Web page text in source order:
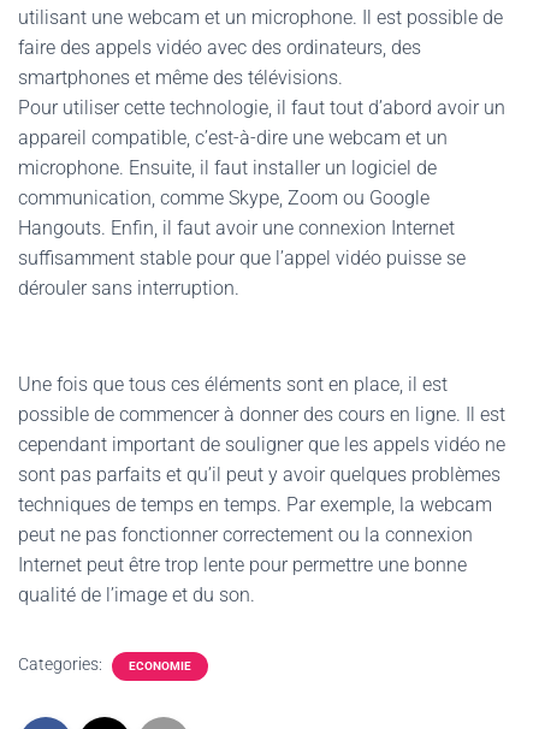
utilisant une webcam et un microphone. Il est possible de
faire des appels vidéo avec des ordinateurs, des
smartphones et même des télévisions.
Pour utiliser cette technologie, il faut tout d’abord avoir un
appareil compatible, c’est-à-dire une webcam et un
microphone. Ensuite, il faut installer un logiciel de
communication, comme Skype, Zoom ou Google
Hangouts. Enfin, il faut avoir une connexion Internet
suffisamment stable pour que l’appel vidéo puisse se
dérouler sans interruption.
Une fois que tous ces éléments sont en place, il est
possible de commencer à donner des cours en ligne. Il est
cependant important de souligner que les appels vidéo ne
sont pas parfaits et qu’il peut y avoir quelques problèmes
techniques de temps en temps. Par exemple, la webcam
peut ne pas fonctionner correctement ou la connexion
Internet peut être trop lente pour permettre une bonne
qualité de l’image et du son.
Categories: ECONOMIE